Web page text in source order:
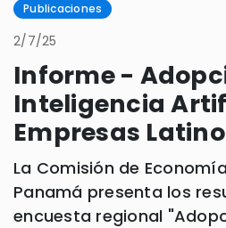
Publicaciones
2/7/25
Informe -
Inteligencia
Empresas
La Comisión de
Panamá presenta los
encuesta regional